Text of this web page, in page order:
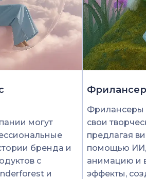
могут
бренда и
с
и
Фрилансеры
свои
предлагая
помощью
анимацию и
эффекты,